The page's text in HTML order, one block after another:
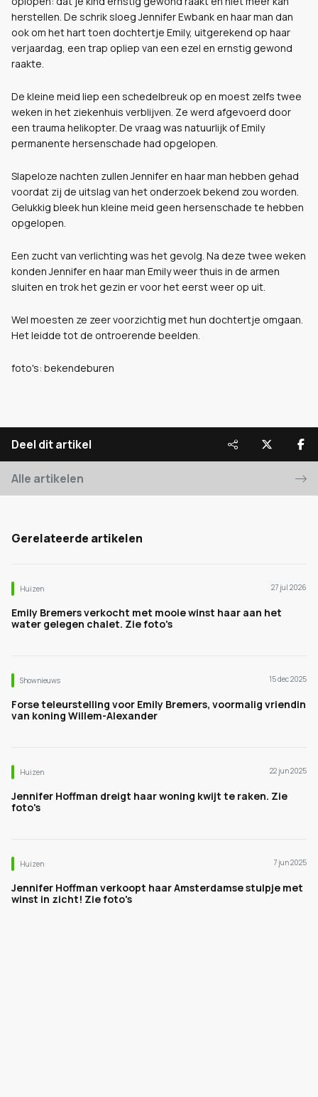
herstellen. De schrik sloeg Jennifer Ewbank en haar man dan
ook om het hart toen dochtertje Emily, uitgerekend op haar
verjaardag, een trap opliep van een ezel en ernstig gewond
raakte.
De kleine meid liep een schedelbreuk op en moest zelfs twee
weken in het ziekenhuis verblijven. Ze werd afgevoerd door
een trauma helikopter. De vraag was natuurlijk of Emily
permanente hersenschade had opgelopen.
Slapeloze nachten zullen Jennifer en haar man hebben gehad
voordat zij de uitslag van het onderzoek bekend zou worden.
Gelukkig bleek hun kleine meid geen hersenschade te hebben
opgelopen.
Een zucht van verlichting was het gevolg. Na deze twee weken
konden Jennifer en haar man Emily weer thuis in de armen
sluiten en trok het gezin er voor het eerst weer op uit.
Wel moesten ze zeer voorzichtig met hun dochtertje omgaan.
Het leidde tot de ontroerende beelden.
foto's: bekendeburen
Deel dit artikel
Alle artikelen
Gerelateerde artikelen
Huizen 27 jul 2026
Emily Bremers verkocht met mooie winst haar aan het
water gelegen chalet. Zie foto's
Shownieuws 15 dec 2025
Forse teleurstelling voor Emily Bremers, voormalig vriendin
van koning Willem-Alexander
Huizen 22 jun 2025
Jennifer Hoffman dreigt haar woning kwijt te raken. Zie
foto's
Huizen 7 jun 2025
Jennifer Hoffman verkoopt haar Amsterdamse stulpje met
winst in zicht! Zie foto's